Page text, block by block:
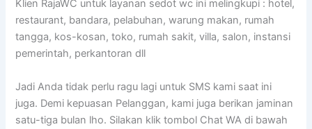
Klien RajaWC untuk layanan sedot wc ini melingkupi : hotel,
restaurant, bandara, pelabuhan, warung makan, rumah
tangga, kos-kosan, toko, rumah sakit, villa, salon, instansi
pemerintah, perkantoran dll
Jadi Anda tidak perlu ragu lagi untuk SMS kami saat ini
juga. Demi kepuasan Pelanggan, kami juga berikan jaminan
satu-tiga bulan lho. Silakan klik tombol Chat WA di bawah